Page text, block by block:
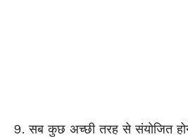
सब कुछ अच्छी तरह से संयोजित